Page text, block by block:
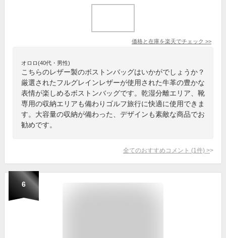
価格と在庫を楽天でチェック >>
オロロ(40代・男性)
こちらのレザー製のボストンバッグはいかがでしょうか？
厳選されたフルグレインレザーが使用された牛革の豊かな
表情が楽しめるボストンバッグです。乾湿分離エリア、靴
専用の収納エリアも備わりゴルフ旅行に快適に使用できま
す。大容量の収納が備わった、デザインも素敵な商品でお
勧めです。
全てのおすすめコメント (1 件) >
6